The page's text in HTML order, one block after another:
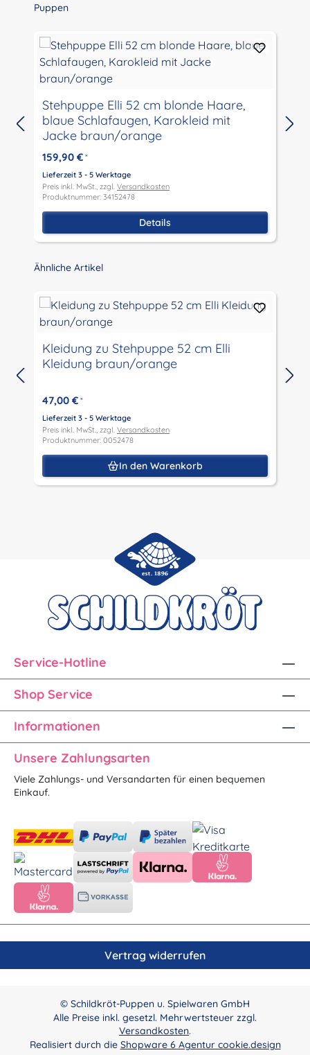
Produktgalerie überspringen
Puppen
Stehpuppe Elli 52 cm blonde Haare,
blaue Schlafaugen, Karokleid mit
Jacke braun/orange
159,90 € *
Lieferzeit 3 - 5 Werktage
Preis inkl. MwSt., zzgl. Versandkosten
Produktnummer: 34152478
Details
Produktgalerie überspringen
Ähnliche Artikel
Kleidung zu Stehpuppe 52 cm Elli
Kleidung braun/orange
47,00 € *
Lieferzeit 3 - 5 Werktage
Preis inkl. MwSt., zzgl. Versandkosten
Produktnummer: 0052478
In den Warenkorb
Service-Hotline
Shop Service
Informationen
Unsere Zahlungsarten
Viele Zahlungs- und Versandarten für einen bequemen
Einkauf.
Vertrag widerrufen
© Schildkröt-Puppen u. Spielwaren GmbH
Alle Preise inkl. gesetzl. Mehrwertsteuer zzgl.
Versandkosten.
Realisiert durch die Shopware 6 Agentur cookie.design